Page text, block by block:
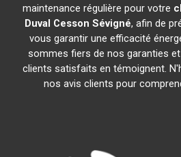
maintenance régulière pour votre
Duval Cesson Sévigné, afin de
vous garantir une efficacité
sommes fiers de nos garanties
clients satisfaits en témoignent.
nos avis clients pour